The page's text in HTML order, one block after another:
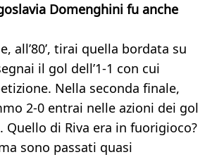
Domenghini fu anche
all’80’, tirai quella bordata su
il gol dell’1-1 con cui
Nella seconda finale,
2-0 entrai nelle azioni dei gol
Quello di Riva era in fuorigioco?
sono passati quasi